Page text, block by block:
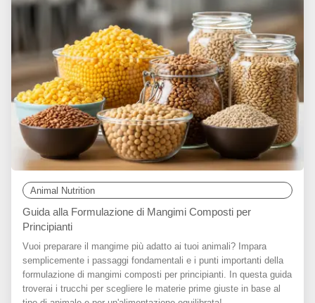
Animal Nutrition
Guida alla Formulazione di Mangimi Composti per
Principianti
Vuoi preparare il mangime più adatto ai tuoi animali? Impara
semplicemente i passaggi fondamentali e i punti importanti della
formulazione di mangimi composti per principianti. In questa guida
troverai i trucchi per scegliere le materie prime giuste in base al